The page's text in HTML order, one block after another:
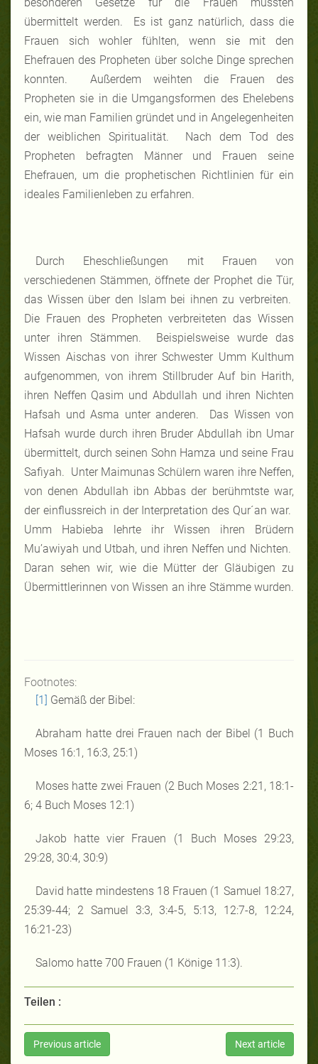
übermittelt werden. Es ist ganz natürlich, dass die
Frauen sich wohler fühlten, wenn sie mit den
Ehefrauen des Propheten über solche Dinge sprechen
konnten. Außerdem weihten die Frauen des
Propheten sie in die Umgangsformen des Ehelebens
ein, wie man Familien gründet und in Angelegenheiten
der weiblichen Spiritualität. Nach dem Tod des
Propheten befragten Männer und Frauen seine
Ehefrauen, um die prophetischen Richtlinien für ein
ideales Familienleben zu erfahren.
Durch Eheschließungen mit Frauen von
verschiedenen Stämmen, öffnete der Prophet die Tür,
das Wissen über den Islam bei ihnen zu verbreiten.
Die Frauen des Propheten verbreiteten das Wissen
unter ihren Stämmen. Beispielsweise wurde das
Wissen Aischas von ihrer Schwester Umm Kulthum
aufgenommen, von ihrem Stillbruder Auf bin Harith,
ihren Neffen Qasim und Abdullah und ihren Nichten
Hafsah und Asma unter anderen. Das Wissen von
Hafsah wurde durch ihren Bruder Abdullah ibn Umar
übermittelt, durch seinen Sohn Hamza und seine Frau
Safiyah. Unter Maimunas Schülern waren ihre Neffen,
von denen Abdullah ibn Abbas der berühmtste war,
der einflussreich in der Interpretation des Qur´an war.
Umm Habieba lehrte ihr Wissen ihren Brüdern
Mu’awiyah und Utbah, und ihren Neffen und Nichten.
Daran sehen wir, wie die Mütter der Gläubigen zu
Übermittlerinnen von Wissen an ihre Stämme wurden.
Footnotes:
[1] Gemäß der Bibel:
Abraham hatte drei Frauen nach der Bibel (1 Buch
Moses 16:1, 16:3, 25:1)
Moses hatte zwei Frauen (2 Buch Moses 2:21, 18:1-
6; 4 Buch Moses 12:1)
Jakob hatte vier Frauen (1 Buch Moses 29:23,
29:28, 30:4, 30:9)
David hatte mindestens 18 Frauen (1 Samuel 18:27,
25:39-44; 2 Samuel 3:3, 3:4-5, 5:13, 12:7-8, 12:24,
16:21-23)
Salomo hatte 700 Frauen (1 Könige 11:3).
Teilen :
Previous article Next article